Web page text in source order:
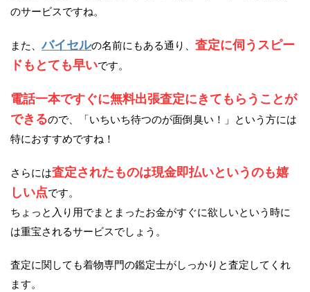
のサービスですね。
また、バイセルの名前にもある通り、 査定に伺うスピー
ドもとても早いです。
電話一本ですぐに無料出張査定にきてもらうことが
できるので、「いちいち待つのが面倒臭い！」という方には
特におすすめですね！
さらには査定されたものは現金即払いというのも嬉
しい点です。
ちょっと入り用でまとまったお金がすぐに欲しいという時に
は重宝されるサービスでしょう。
査定に関しても着物専門の鑑定士がしっかりと査定してくれ
ます。